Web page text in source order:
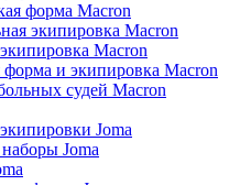
форма Macron
экипировка Macron
Macron
и экипировка Macron
судей Macron
Joma
Joma